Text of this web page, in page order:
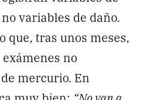
variables de daño.
que, tras unos meses,
no
mercurio. En